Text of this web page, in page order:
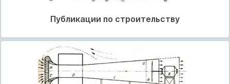
Публикации по строительству